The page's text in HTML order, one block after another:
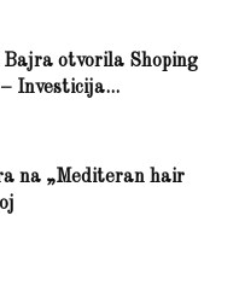
otvorila Shoping
Investicija...
na „Mediteran hair